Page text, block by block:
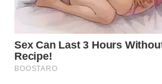
TANJUNG
WN
KARO